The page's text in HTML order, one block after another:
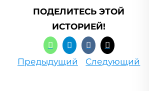
ПОДЕЛИТЕСЬ ЭТОЙ
ИСТОРИЕЙ!
Предыдущий Следующий